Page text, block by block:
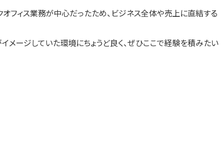
フィス業務が中心だったため、ビジネス全体や売上に直結する
メージしていた環境にちょうど良く、ぜひここで経験を積みたい